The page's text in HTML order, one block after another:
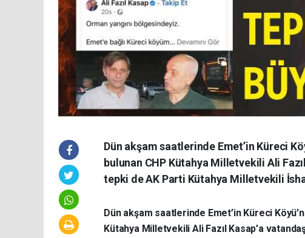
Dün akşam saatlerinde Emet’in Küreci
bulunan CHP Kütahya Milletvekili Ali
tepki de AK Parti Kütahya Milletvekili
Dün akşam saatlerinde Emet’in Küreci
Kütahya Milletvekili Ali Fazıl Kasap’a